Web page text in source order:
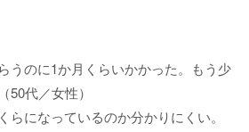
うのに1か月くらいかかった。もう少
50代／女性）
らになっているのか分かりにくい。